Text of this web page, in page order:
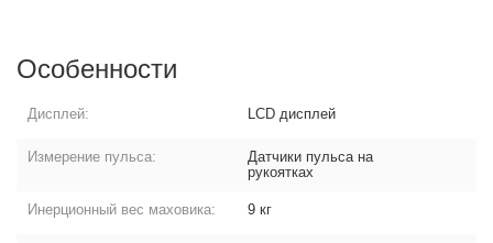
Особенности
Дисплей: LCD дисплей
Измерение пульса:
Датчики пульса на
рукоятках
Инерционный вес маховика: 9 кг